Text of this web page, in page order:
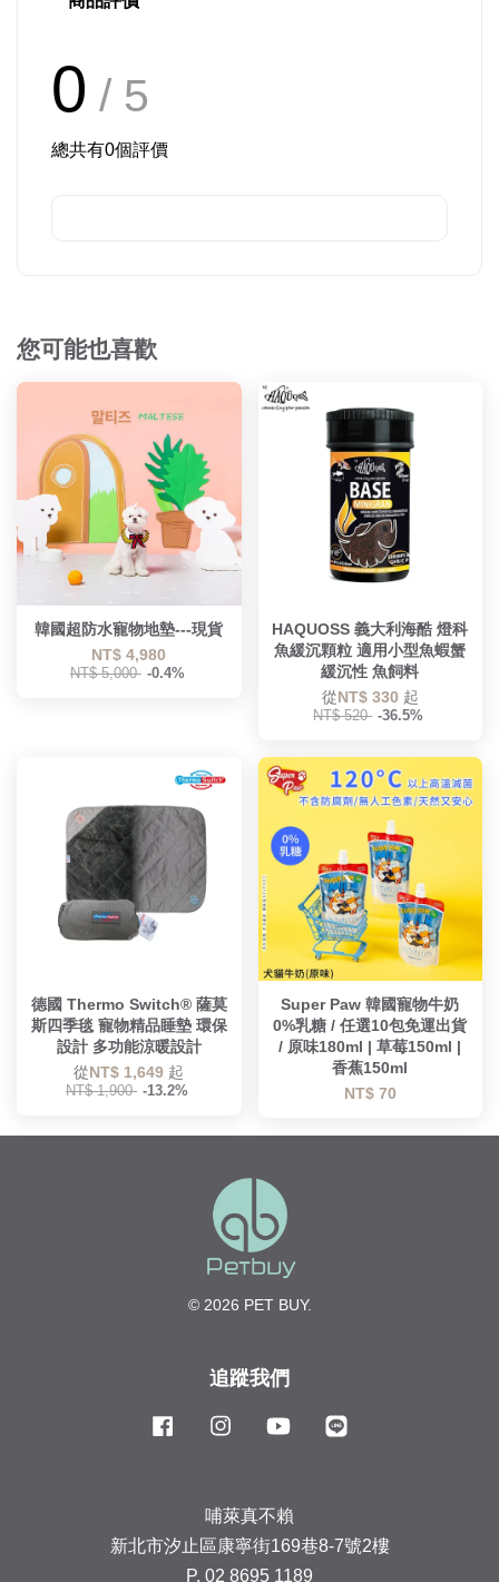
0 / 5
總共有0個評價
您可能也喜歡
韓國超防水寵物地墊---現貨
NT$ 4,980
NT$ 5,000 -0.4%
HAQUOSS 義大利海酷 燈科
魚緩沉顆粒 適用小型魚蝦蟹
緩沉性 魚飼料
從NT$ 330 起
NT$ 520 -36.5%
德國 Thermo Switch® 薩莫
斯四季毯 寵物精品睡墊 環保
設計 多功能涼暖設計
從NT$ 1,649 起
NT$ 1,900 -13.2%
Super Paw 韓國寵物牛奶
0%乳糖 / 任選10包免運出貨
/ 原味180ml | 草莓150ml |
香蕉150ml
NT$ 70
© 2026 PET BUY.
追蹤我們
Facebook Instagram YouTube
哺萊真不賴
新北市汐止區康寧街169巷8-7號2樓
P. 02 8695 1189